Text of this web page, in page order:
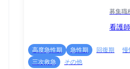
募集職
看護師
高度急性期 急性期 回復期 慢
三次救急
その他